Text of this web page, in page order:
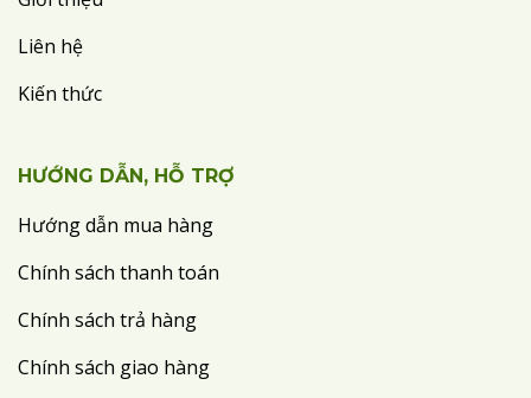
Liên hệ
Kiến thức
HƯỚNG DẪN, HỖ TRỢ
Hướng dẫn mua hàng
Chính sách thanh toán
Chính sách trả hàng
Chính sách giao hàng